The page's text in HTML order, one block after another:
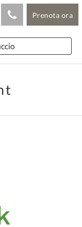
Prenota ora